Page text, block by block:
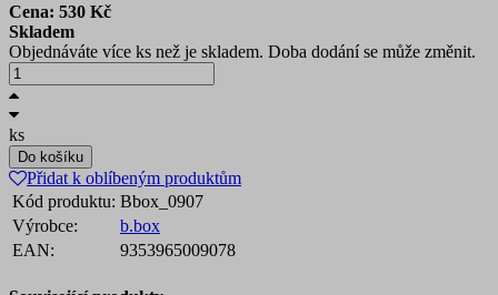
Cena: 530 Kč
Skladem
Objednáváte více ks než je skladem. Doba dodání se může změnit.
ks
Do košíku
Přidat k oblíbeným produktům
Kód produktu: Bbox_0907
Výrobce:
b.box
EAN:
9353965009078